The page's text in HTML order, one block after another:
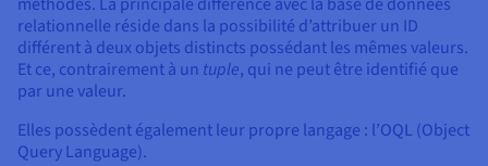
relationnelle réside dans la possibilité d’attribuer un ID
différent à deux objets distincts possédant les mêmes valeurs.
Et ce, contrairement à un tuple, qui ne peut être identifié que
par une valeur.
Elles possèdent également leur propre langage : l’OQL (Object
Query Language).